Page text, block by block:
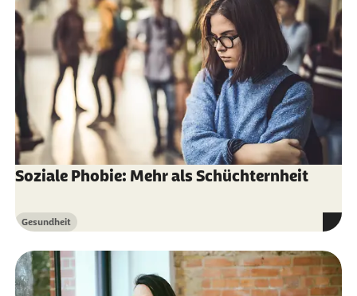
Soziale Phobie: Mehr als Schüchternheit
Kategorie
Gesundheit